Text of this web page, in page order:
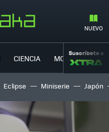
NUEVO
CIENCIA MOVILIDAD
Suscríbete a
Eclipse Miniserie Japón